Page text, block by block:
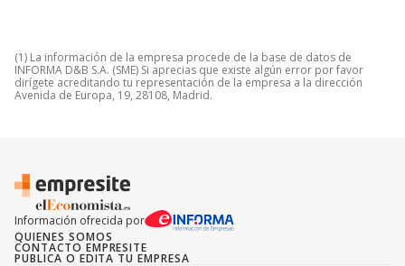
(1) La información de la empresa procede de la base de datos de
INFORMA D&B S.A. (SME) Si aprecias que existe algún error por favor
dirígete acreditando tu representación de la empresa a la dirección
Avenida de Europa, 19, 28108, Madrid.
Información ofrecida por
QUIENES SOMOS
CONTACTO EMPRESITE
PUBLICA O EDITA TU EMPRESA